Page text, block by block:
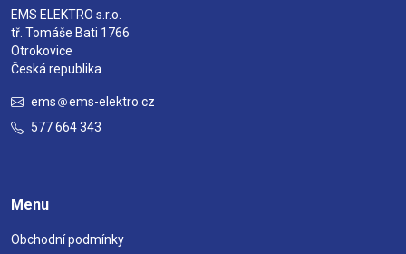
EMS ELEKTRO s.r.o.
tř. Tomáše Bati 1766
Otrokovice
Česká republika
ems
ems-elektro.cz
577 664 343
Menu
Obchodní podmínky